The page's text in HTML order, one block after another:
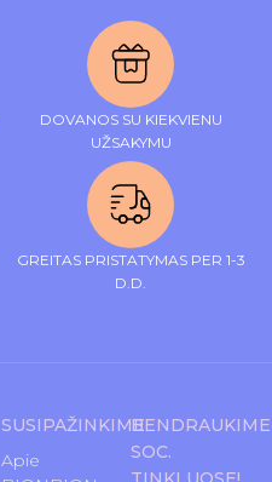
DOVANOS SU KIEKVIENU
UŽSAKYMU
GREITAS PRISTATYMAS PER 1-3
D.D.
SUSIPAŽINKIME
Apie
BENDRAUKIME
SOC.